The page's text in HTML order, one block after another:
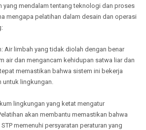
yang mendalam tentang teknologi dan proses
mengapa pelatihan dalam desain dan operasi
Air limbah yang tidak diolah dengan benar
air dan mengancam kehidupan satwa liar dan
memastikan bahwa sistem ini bekerja
untuk lingkungan.
lingkungan yang ketat mengatur
akan membantu memastikan bahwa
STP memenuhi persyaratan peraturan yang